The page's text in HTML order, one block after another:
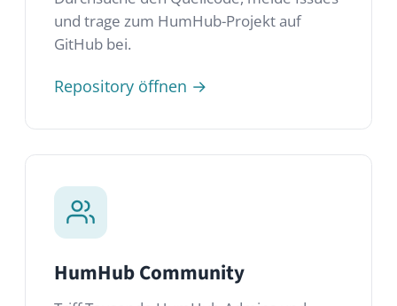
Community beitreten →
Newsletter
Erhalte Produkt-Updates, Release Notes
und Tipps direkt in dein Postfach.
Anmelden →